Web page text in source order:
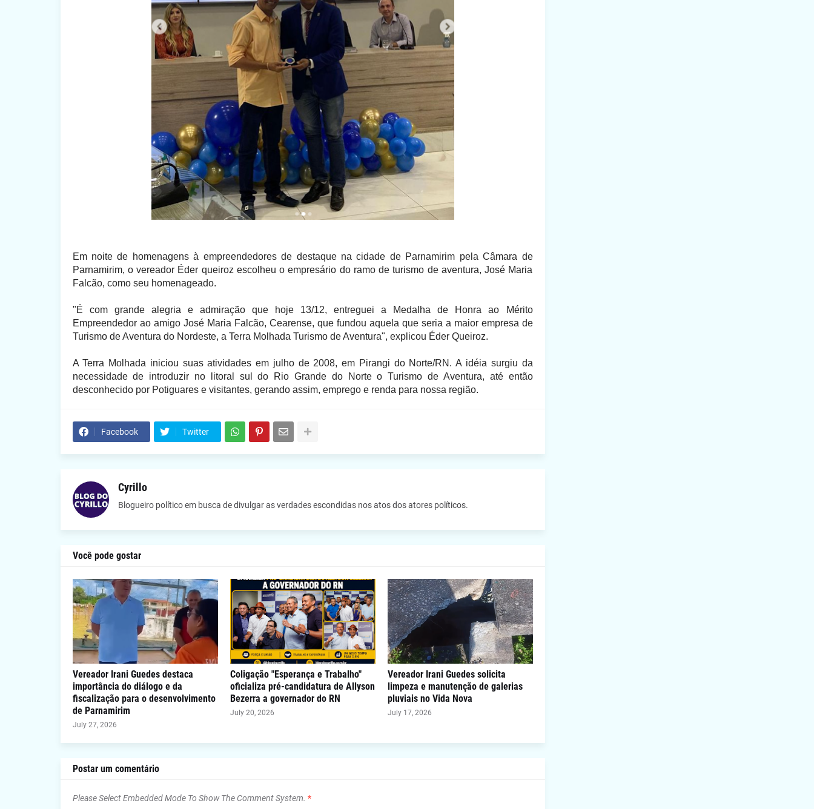
Em noite de homenagens à empreendedores de destaque na cidade de Parnamirim pela Câmara de
Parnamirim, o vereador Éder queiroz escolheu o empresário do ramo de turismo de aventura, José Maria
Falcão, como seu homenageado.
"É com grande alegria e admiração que hoje 13/12, entreguei a Medalha de Honra ao Mérito
Empreendedor ao amigo José Maria Falcão, Cearense, que fundou aquela que seria a maior empresa de
Turismo de Aventura do Nordeste, a Terra Molhada Turismo de Aventura", explicou Éder Queiroz.
A Terra Molhada iniciou suas atividades em julho de 2008, em Pirangi do Norte/RN. A idéia surgiu da
necessidade de introduzir no litoral sul do Rio Grande do Norte o Turismo de Aventura, até então
desconhecido por Potiguares e visitantes, gerando assim, emprego e renda para nossa região.
Facebook Twitter
Cyrillo
Blogueiro político em busca de divulgar as verdades escondidas nos atos dos atores políticos.
Você pode gostar
Vereador Irani Guedes destaca
importância do diálogo e da
fiscalização para o desenvolvimento
de Parnamirim
July 27, 2026
Coligação "Esperança e Trabalho"
oficializa pré-candidatura de Allyson
Bezerra a governador do RN
July 20, 2026
Vereador Irani Guedes solicita
limpeza e manutenção de galerias
pluviais no Vida Nova
July 17, 2026
Postar um comentário
Please Select Embedded Mode To Show The Comment System. *